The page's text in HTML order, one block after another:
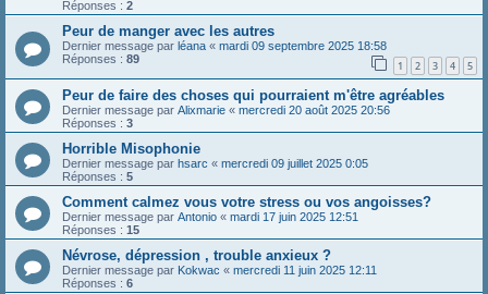
Réponses : 2
Peur de manger avec les autres
Dernier message par léana « mardi 09 septembre 2025 18:58
Réponses : 89 1 2 3 4 5
Peur de faire des choses qui pourraient m'être agréables
Dernier message par Alixmarie « mercredi 20 août 2025 20:56
Réponses : 3
Horrible Misophonie
Dernier message par hsarc « mercredi 09 juillet 2025 0:05
Réponses : 5
Comment calmez vous votre stress ou vos angoisses?
Dernier message par Antonio « mardi 17 juin 2025 12:51
Réponses : 15
Névrose, dépression , trouble anxieux ?
Dernier message par Kokwac « mercredi 11 juin 2025 12:11
Réponses : 6